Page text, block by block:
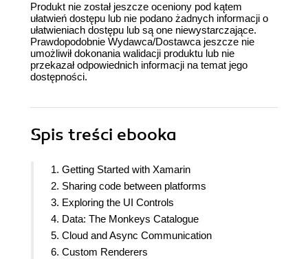
Produkt nie został jeszcze oceniony pod kątem
ułatwień dostępu lub nie podano żadnych informacji o
ułatwieniach dostępu lub są one niewystarczające.
Prawdopodobnie Wydawca/Dostawca jeszcze nie
umożliwił dokonania walidacji produktu lub nie
przekazał odpowiednich informacji na temat jego
dostępności.
Spis treści ebooka
1. Getting Started with Xamarin
2. Sharing code between platforms
3. Exploring the UI Controls
4. Data: The Monkeys Catalogue
5. Cloud and Async Communication
6. Custom Renderers